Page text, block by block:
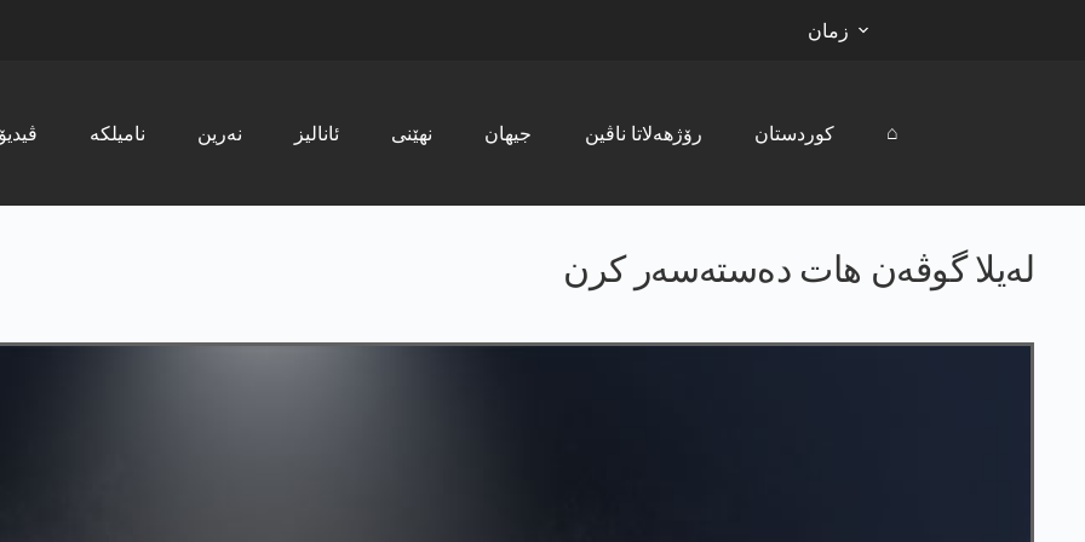
زمان
ڤیدیۆ نامیلکە نەرین ئانالیز نھێنی جیھان رۆژھەلاتا ناڤین کوردستان ⌂
له‌یلا گوڤه‌ن هات ده‌سته‌سه‌ر كرن